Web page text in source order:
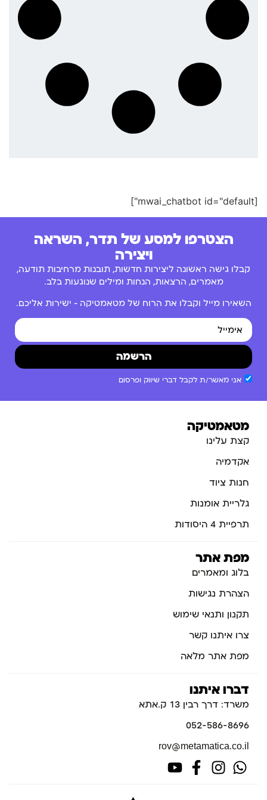
[mwai_chatbot id="default"]
הצטרפו למסע של תדר, השראה
ויצירה
קבלו גישה ראשונה ליצירות חדשות, תובנות מרחיבות תודעה,
מאמרים, הרצאות, הנחות ומילים שנוגעות בלב.
השאירו מייל וקבלו את הרוח של מטאמטיקה – ישירות אליכם.
אני מאשר/ת לקבל דברי שיווק ופרסום
הרשמה
מטאמטיקה
קצת עלינו
אקדמיה
חנות ציוד
גלריית אומנות
תרפיית 4 היסודות
מפת אתר
בלוג ומאמרים
הצהרת נגישות
תקנון ותנאי שימוש
צרו איתנו קשר
מפת אתר מלאה
דברו איתנו
משרד: דרך רבין 13 ק.אתא
052-586-8696
rov@metamatica.co.il